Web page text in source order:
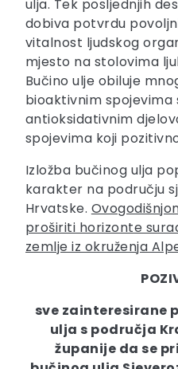
ulja. Tek posljednjih
dobiva potvrdu
vitalnost ljudskog
mjesto na stolovima
Bučino ulje obiluje
bioaktivnim spojevima
antioksidativnim
spojevima koji
Izložba bučinog ulja
karakter na području
Hrvatske.
proširiti horizonte
zemlje iz okruženja
sve zainteresirane
ulja s područja
županije da se